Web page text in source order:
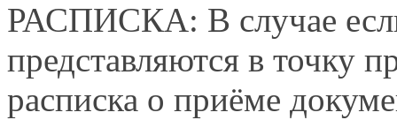
РАСПИСКА: В случае
представляются в точку
расписка о приёме